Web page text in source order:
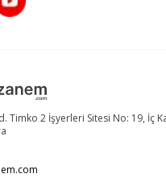
Timko 2 İşyerleri Sitesi No: 19, İç